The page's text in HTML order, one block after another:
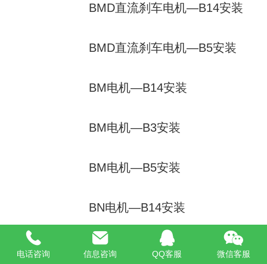
BMD直流刹车电机—B14安装
BMD直流刹车电机—B5安装
BM电机—B14安装
BM电机—B3安装
BM电机—B5安装
BN电机—B14安装
BN电机—B3安装
电话咨询 信息咨询 QQ客服 微信客服